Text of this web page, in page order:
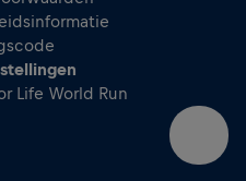
Life World Run